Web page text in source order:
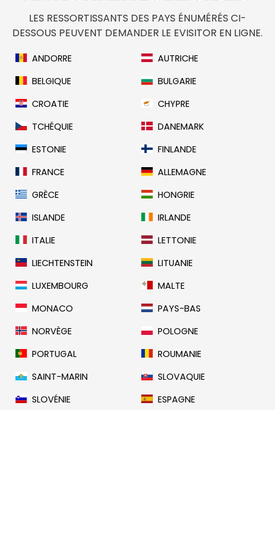
LES RESSORTISSANTS DES PAYS ÉNUMÉRÉS CI-
DESSOUS PEUVENT DEMANDER LE EVISITOR EN LIGNE.
ANDORRE
AUTRICHE
BELGIQUE
BULGARIE
CROATIE
CHYPRE
TCHÉQUIE
DANEMARK
ESTONIE
FINLANDE
FRANCE
ALLEMAGNE
GRÈCE
HONGRIE
ISLANDE
IRLANDE
ITALIE
LETTONIE
LIECHTENSTEIN
LITUANIE
LUXEMBOURG
MALTE
MONACO
PAYS-BAS
NORVÈGE
POLOGNE
PORTUGAL
ROUMANIE
SAINT-MARIN
SLOVAQUIE
SLOVÉNIE
ESPAGNE